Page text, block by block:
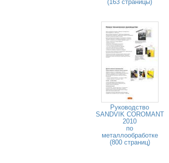
(163 страницы)
Руководство
SANDVIK COROMANT
2010
по
металлообработке
(800 страниц)